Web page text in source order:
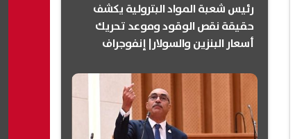
رئيس شعبة المواد البترولية يكشف
حقيقة نقص الوقود وموعد تحريك
أسعار البنزين والسولار| إنفوجراف